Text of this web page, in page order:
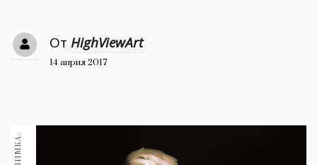
Красота
778
Книги
От HighViewArt
14 април 2017